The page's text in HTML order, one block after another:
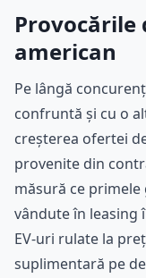
american
Pe lângă
confruntă și cu o
creșterea ofertei
provenite din
măsură ce
vândute în leasing
EV-uri rulate la
suplimentară pe